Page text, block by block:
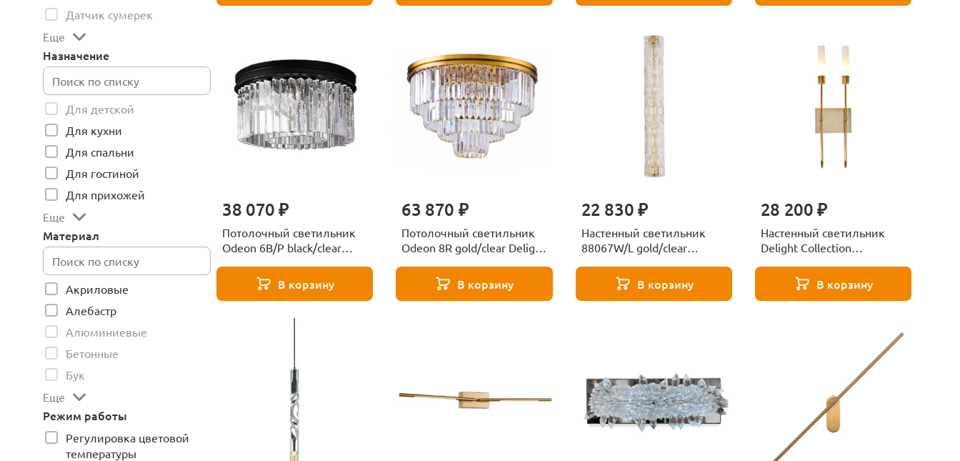
Датчик сумерек
Еще
Назначение
Для детской
Для кухни
Для спальни
Для гостиной
Для прихожей
Еще
Материал
Акриловые
Алебастр
Алюминиевые
Бетонные
Бук
Еще
Режим работы
Регулировка цветовой
температуры
38 070 ₽
Потолочный светильник
Odeon 6B/P black/clear
В корзину
63 870 ₽
Потолочный светильник
Odeon 8R gold/clear Delight
В корзину
22 830 ₽
Настенный светильник
88067W/L gold/clear
В корзину
28 200 ₽
Настенный светильник
Delight Collection
В корзину